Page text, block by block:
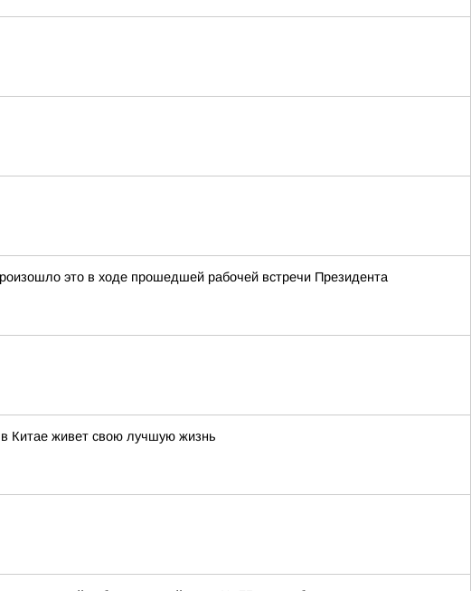
это в ходе прошедшей рабочей встречи Президента
в Китае живет свою лучшую жизнь